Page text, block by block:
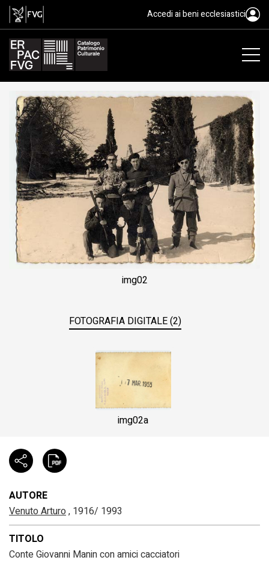
gelatina ai sali d'argento/ carta,
Accedi ai beni ecclesiastici
img02
FOTOGRAFIA DIGITALE (2)
img02a
AUTORE
Venuto Arturo, 1916/ 1993
TITOLO
Conte Giovanni Manin con amici cacciatori